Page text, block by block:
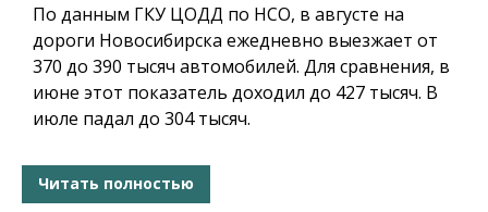
По данным ГКУ ЦОДД по НСО, в августе на
дороги Новосибирска ежедневно выезжает от
370 до 390 тысяч автомобилей. Для сравнения, в
июне этот показатель доходил до 427 тысяч. В
июле падал до 304 тысяч.
Читать полностью